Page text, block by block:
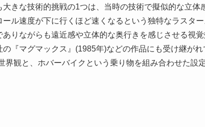
大きな技術的挑戦の1つは、当時の技術で擬似的な立
ール速度が下に行くほど速くなるという独特なラスタ
ありながらも遠近感や立体的な奥行きを感じさせる視
の『マグマックス』(1985年)などの作品にも受け継が
界観と、ホバーバイクという乗り物を組み合わせた設